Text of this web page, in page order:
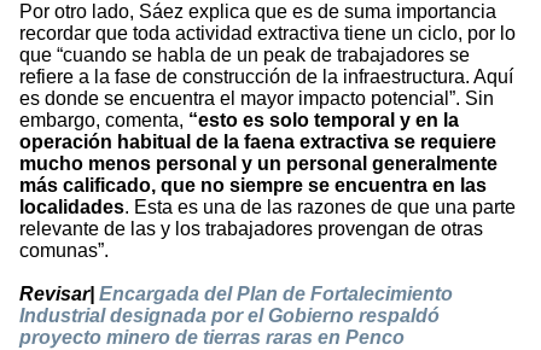
Por otro lado, Sáez explica que es de suma importancia
recordar que toda actividad extractiva tiene un ciclo, por lo
que “cuando se habla de un peak de trabajadores se
refiere a la fase de construcción de la infraestructura. Aquí
es donde se encuentra el mayor impacto potencial”. Sin
embargo, comenta, “esto es solo temporal y en la
operación habitual de la faena extractiva se requiere
mucho menos personal y un personal generalmente
más calificado, que no siempre se encuentra en las
localidades. Esta es una de las razones de que una parte
relevante de las y los trabajadores provengan de otras
comunas”.
Revisar| Encargada del Plan de Fortalecimiento
Industrial designada por el Gobierno respaldó
proyecto minero de tierras raras en Penco